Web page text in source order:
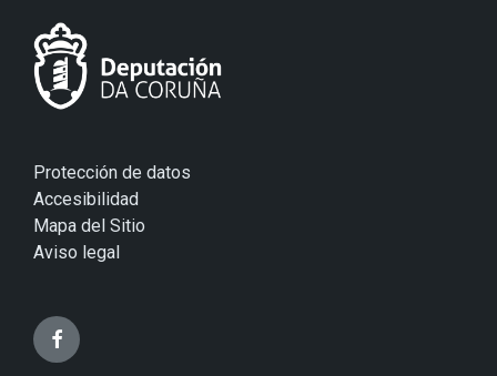
Protección de datos
Accesibilidad
Mapa del Sitio
Aviso legal